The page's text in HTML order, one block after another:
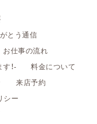
とう通信
お仕事の流れ
！-
料金について
来店予約
シー